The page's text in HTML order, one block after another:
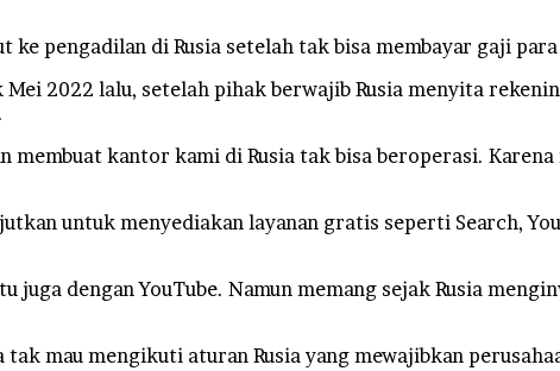
ke pengadilan di Rusia setelah tak bisa membayar gaji
2022 lalu, setelah pihak berwajib Rusia menyita
membuat kantor kami di Rusia tak bisa beroperasi.
untuk menyediakan layanan gratis seperti Search,
juga dengan YouTube. Namun memang sejak Rusia
mau mengikuti aturan Rusia yang mewajibkan